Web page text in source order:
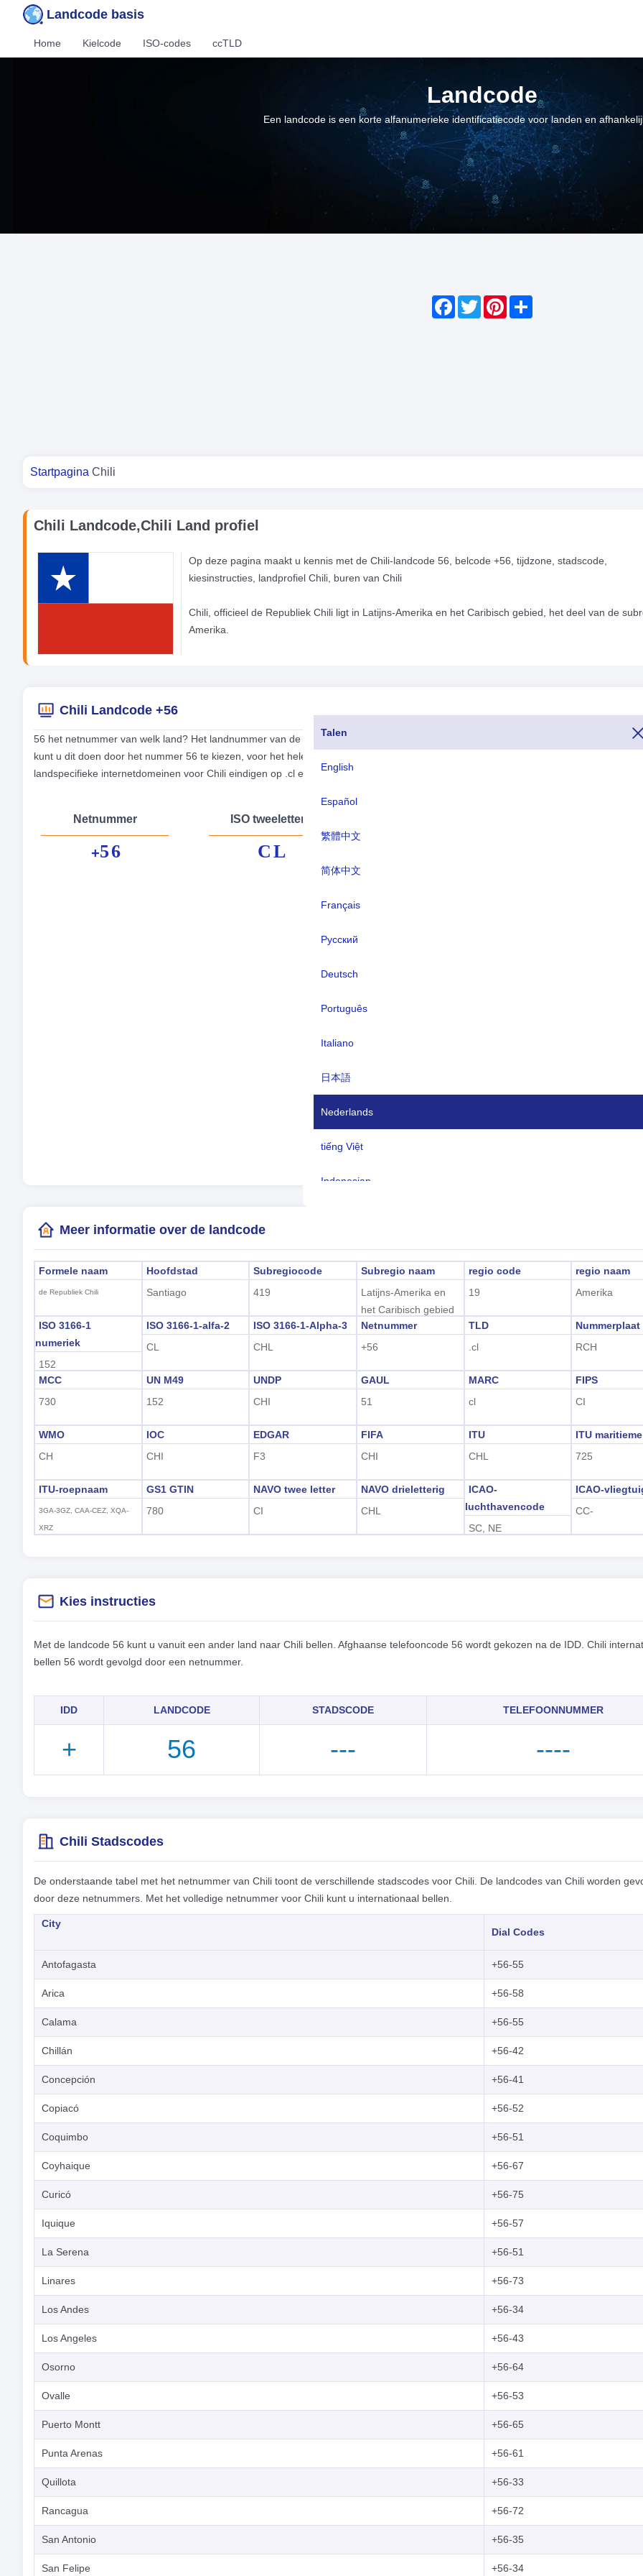
Landcode basis
Talen
English
Español
繁體中文
简体中文
Français
Русский
Deutsch
Português
Italiano
日本語
Nederlands
tiếng Việt
Indonesian
हिंदी
Home Kielcode ISO-codes ccTLD
Landcode
Een landcode is een korte alfanumerieke identificatiecode voor landen en
Facebook
Twitter
Pinterest
Share
Je bent hier
Startpagina Chili
Chili Landcode,Chili Land profiel
Op deze pagina maakt u kennis met de Chili-landcode 56, belcode +56, tijdzone, stadscode,
kiesinstructies, landprofiel Chili, buren van Chili
Chili, officieel de Republiek Chili ligt in Latijns-Amerika en het Caribisch gebied, het deel van de
Amerika.
Chili Landcode +56
56 het netnummer van welk land? Het landnummer van de telefoon van Chili is het nummer 56. Als u Chili vanuit een ander land wilt
kunt u dit doen door het nummer 56 te kiezen, voor het hele telefoonnummer van Chili begint met +56). Het topniveaudomein of TLD of
landspecifieke internetdomeinen voor Chili eindigen op .cl en de valutanaam van Chili is Chileense peso(CLP).
Netnummer
+56
ISO tweeletterig
CL
Formele naam:
Tijdzone:
(Santiago)
2026-08-07 23:40:14
Meer informatie over de landcode
Formele naam
de Republiek Chili
Hoofdstad
Santiago
Subregiocode
419
Subregio naam
Latijns-Amerika en
het Caribisch gebied
regio code
19
regio naam
Amerika
ISO 3166-1
numeriek
152
ISO 3166-1-alfa-2
CL
ISO 3166-1-Alpha-3
CHL
Netnummer
+56
TLD
.cl
RCH
MCC
730
UN M49
152
UNDP
CHI
GAUL
51
MARC
cl
FIPS
CI
WMO
CH
IOC
CHI
EDGAR
F3
FIFA
CHI
ITU
CHL
ITU
725
ITU-roepnaam
3GA-3GZ, CAA-CEZ, XQA-
XRZ
GS1 GTIN
780
NAVO twee letter
CI
NAVO drieletterig
CHL
ICAO-
luchthavencode
SC, NE
ICAO-
CC-
Kies instructies
Met de landcode 56 kunt u vanuit een ander land naar Chili bellen. Afghaanse telefooncode 56 wordt gekozen na de IDD. Chili
bellen 56 wordt gevolgd door een netnummer.
IDD LANDCODE STADSCODE TELEFOONNUMMER
+ 56 --- ----
Chili Stadscodes
De onderstaande tabel met het netnummer van Chili toont de verschillende stadscodes voor Chili. De landcodes van Chili worden
door deze netnummers. Met het volledige netnummer voor Chili kunt u internationaal bellen.
City
Dial Codes
Antofagasta +56-55
Arica +56-58
Calama +56-55
Chillán +56-42
Concepción +56-41
Copiacó +56-52
Coquimbo +56-51
Coyhaique +56-67
Curicó +56-75
Iquique +56-57
La Serena +56-51
Linares +56-73
Los Andes +56-34
Los Angeles +56-43
Osorno +56-64
Ovalle +56-53
Puerto Montt +56-65
Punta Arenas +56-61
Quillota +56-33
Rancagua +56-72
San Antonio +56-35
San Felipe +56-34